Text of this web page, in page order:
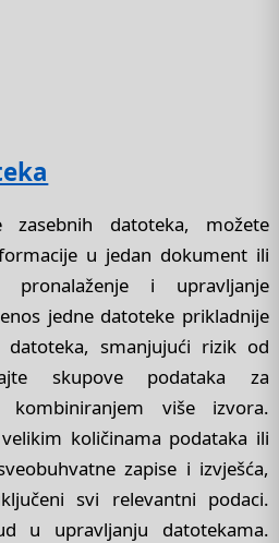
datoteka, možete
u jedan dokument ili
i upravljanje
jedne datoteke prikladnije
smanjujući rizik od
skupove podataka za
kombiniranjem više izvora.
količinama podataka ili
zapise i izvješća,
svi relevantni podaci.
u upravljanju datotekama.